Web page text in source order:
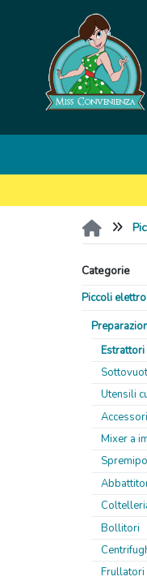
Categorie
Piccoli
Estrattori
Utensili
Mixer a
Bollitori
Frullatori